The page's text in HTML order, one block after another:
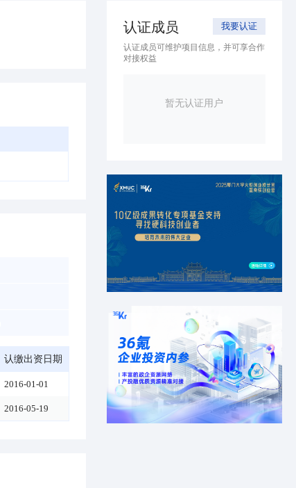
认缴出资日期
2016-01-01
2016-05-19
认证成员 我要认证
认证成员可维护项目信息，并可享合作
对接权益
暂无认证用户